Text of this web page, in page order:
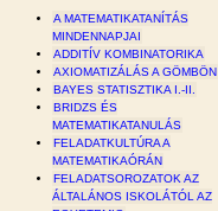
A MATEMATIKATANÍTÁS
MINDENNAPJAI
ADDITÍV KOMBINATORIKA
AXIOMATIZÁLÁS A GÖMBÖN
BAYES STATISZTIKA I.-II.
BRIDZS ÉS
MATEMATIKATANULÁS
FELADATKULTÚRA A
MATEMATIKAÓRÁN
FELADATSOROZATOK AZ
ÁLTALÁNOS ISKOLÁTÓL AZ